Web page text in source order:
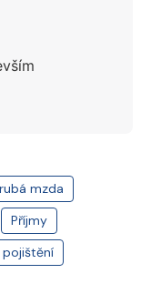
mzda
Příjmy
pojištění